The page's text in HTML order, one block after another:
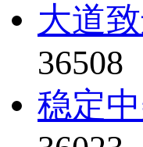
大道
36508
稳定